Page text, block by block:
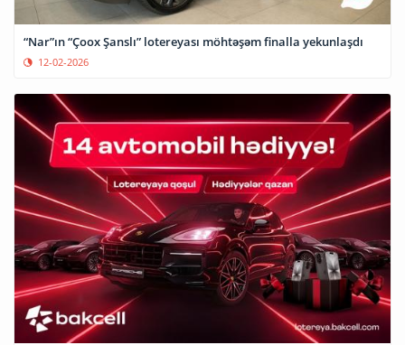
“Nar”ın “Çoox Şanslı” lotereyası möhtəşəm finalla yekunlaşdı
12-02-2026